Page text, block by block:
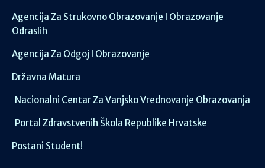
Agencija Za Strukovno Obrazovanje I Obrazovanje
Odraslih
Agencija Za Odgoj I Obrazovanje
Državna Matura
Nacionalni Centar Za Vanjsko Vrednovanje Obrazovanja
Portal Zdravstvenih Škola Republike Hrvatske
Postani Student!